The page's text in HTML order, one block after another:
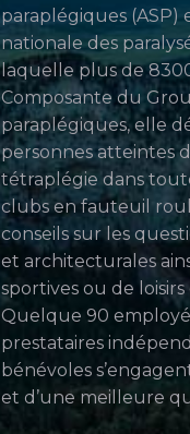
paraplégiques (ASP)
nationale des
laquelle plus de
Composante du
paraplégiques, elle
personnes atteintes
tétraplégie dans
clubs en fauteuil
conseils sur les
et architecturales
sportives ou de loisirs
Quelque 90
prestataires
bénévoles
et d’une meilleure